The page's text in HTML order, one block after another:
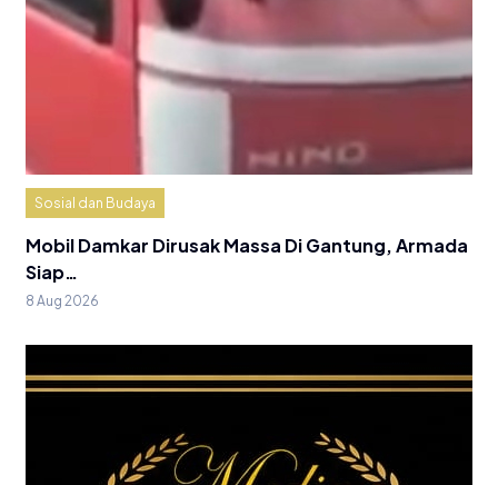
Sosial dan Budaya
Mobil Damkar Dirusak Massa Di Gantung, Armada
Siap…
8 Aug 2026